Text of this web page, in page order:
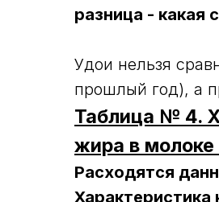
разница - какая
Удои нельзя
прошлый год), а
Таблица № 4.
жира в
Расходятся